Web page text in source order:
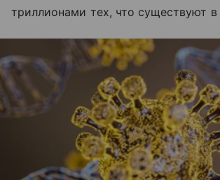
триллионами тех, что существуют